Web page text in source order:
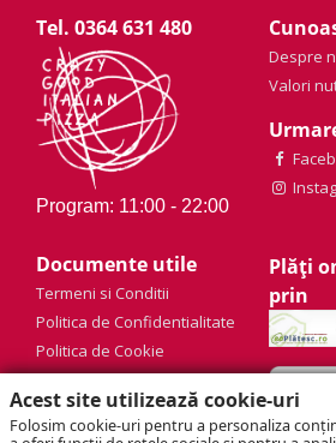
Acest site utilizează cookie-uri
Folosim cookie-uri pentru a personaliza
Tel. 0364 631 480
Program: 11:00 - 22:00
Despre
Valori
Documente utile
Termeni si Conditii
Politica de Confidentialitate
Politica de Cookie
Plăți
prin